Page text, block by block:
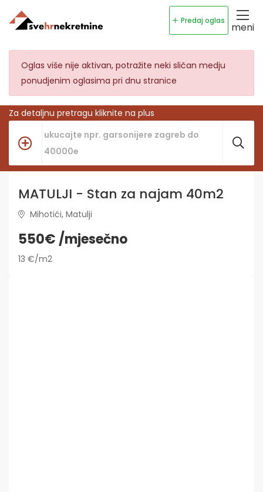
Predaj oglas
meni
Oglas više nije aktivan, potražite neki sličan medju
ponudjenim oglasima pri dnu stranice
Za detaljnu pretragu kliknite na plus
MATULJI - Stan za najam 40m2
Mihotići, Matulji
550€ /mjesečno
13 €/m2